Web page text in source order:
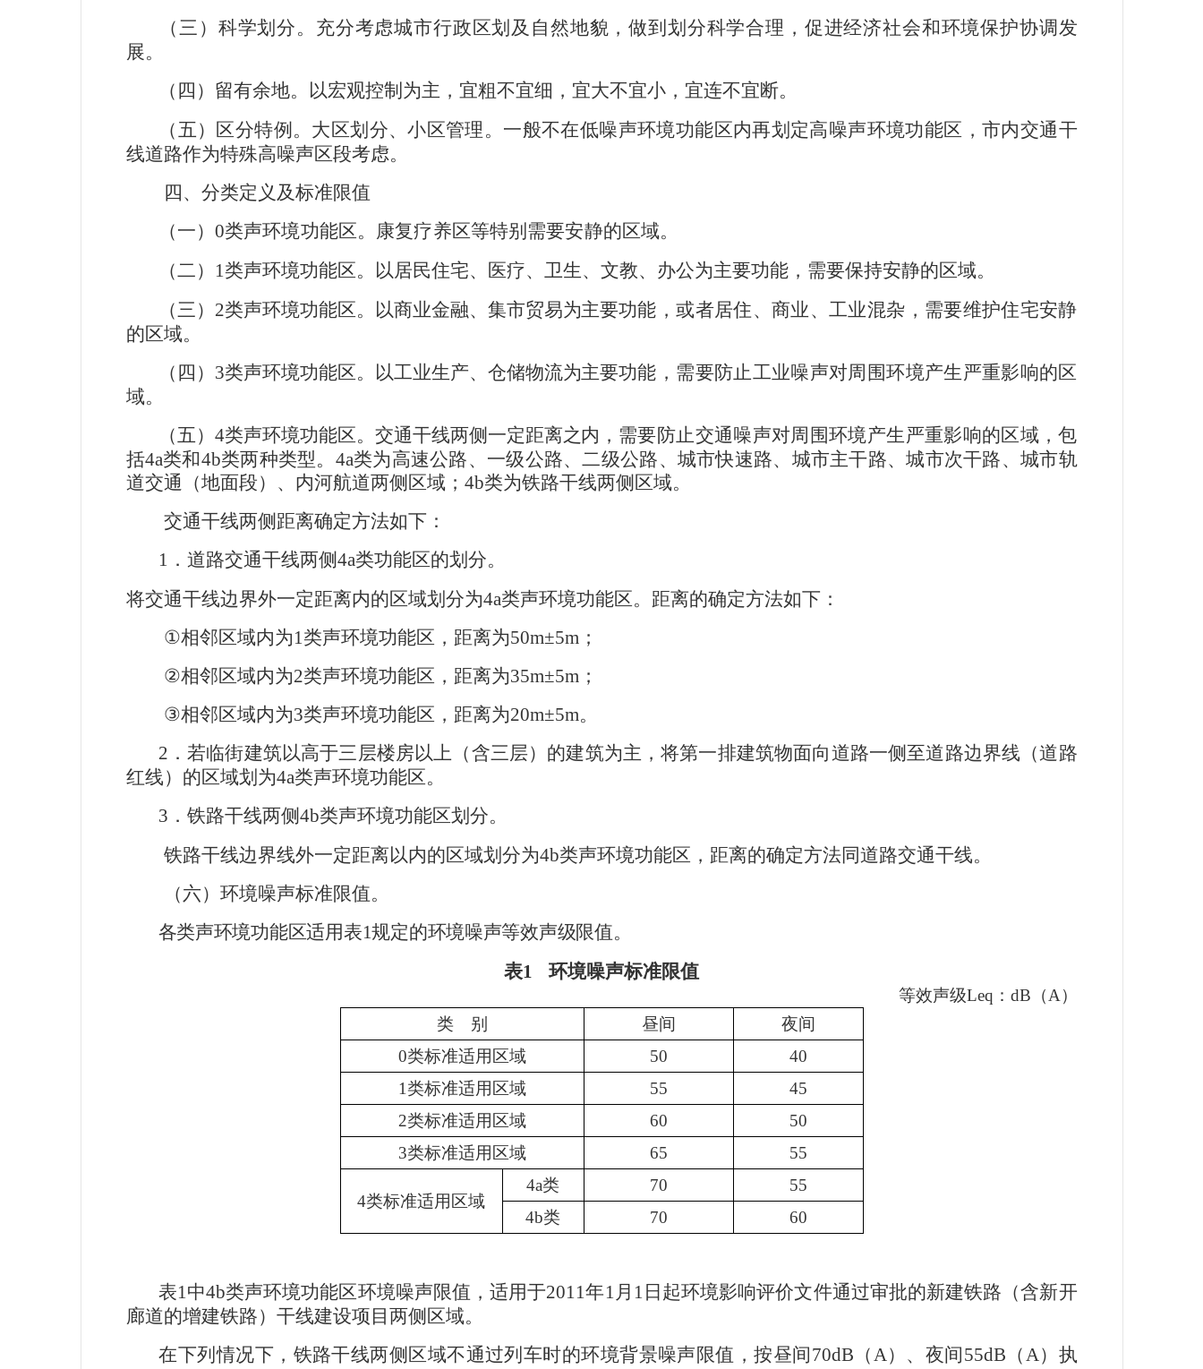
（三）科学划分。 充分考虑城市行政区划及自然地貌，做到划分科学合理，促进经济社会和环境保护协调发
展。
（四）留有余地。
以宏观控制为主，宜粗不宜细，宜大不宜小，宜连不宜断。
（五）区分特例。 大区划分、小区管理。一般不在低噪声环境功能区内再划定高噪声环境功能区，市内交通干
线道路作为特殊高噪声区段考虑。
四、分类定义及标准限值
（一） 0类声环境功能区。 康复疗养区等特别需要安静的区域。
（二）
1类声环境功能区。
以居民住宅、医疗、卫生、文教、办公为主要功能，需要保持安静的区域。
（三） 2类声环境功能区。 以商业金融、集市贸易为主要功能，或者居住、商业、工业混杂，需要维护住宅安静
的区域。
（四） 3类声环境功能区。 以工业生产、仓储物流为主要功能，需要防止工业噪声对周围环境产生严重影响的区
域。
（五）4类声环境功能区。 交通干线两侧一定距离之内，需要防止交通噪声对周围环境产生严重影响的区域，包
括4a类和4b类两种类型。 4a类为高速公路、一级公路、二级公路、城市快速路、城市主干路、城市次干路、城市轨
道交通（地面段）、内河航道两侧区域； 4b类为铁路干线两侧区域。
交通干线两侧距离确定方法如下：
1 ．道路交通干线两侧4a类功能区的划分。
将交通干线边界外一定距离内的区域划分为4a类声环境功能区。距离的确定方法如下：
①相邻区域内为1类声环境功能区，距离为50m±5m；
②相邻区域内为2类声环境功能区，距离为35m±5m；
③相邻区域内为3类声环境功能区，距离为20m±5m。
2 ．若临街建筑以高于三层楼房以上（含三层）的建筑为主，将第一排建筑物面向道路一侧至道路边界线（道路
红线）的区域划为4a类声环境功能区。
3 ．铁路干线两侧4b类声环境功能区划分。
铁路干线边界线外一定距离以内的区域划分为4b类声环境功能区，距离的确定方法同道路交通干线。
（六）环境噪声标准限值。
各类声环境功能区适用表1规定的环境噪声等效声级限值。
表1 环境噪声标准限值
等效声级Leq ： dB （A ）
类 别
昼间
夜间
0类标准适用区域 50
40
1 类标准适用区域 55
45
2类标准适用区域 60
50
3类标准适用区域 65 55
4类标准适用区域
4a类 70
55
4b类 70 60
表1中4b类声环境功能区环境噪声限值，适用于2011年1月 1 日起环境影响评价文件通过审批的新建铁路（含新开
廊道的增建铁路）干线建设项目两侧区域。
在下列情况下，铁路干线两侧区域不通过列车时的环境背景噪声限值，按昼间70dB （A）、夜间55dB （A）执